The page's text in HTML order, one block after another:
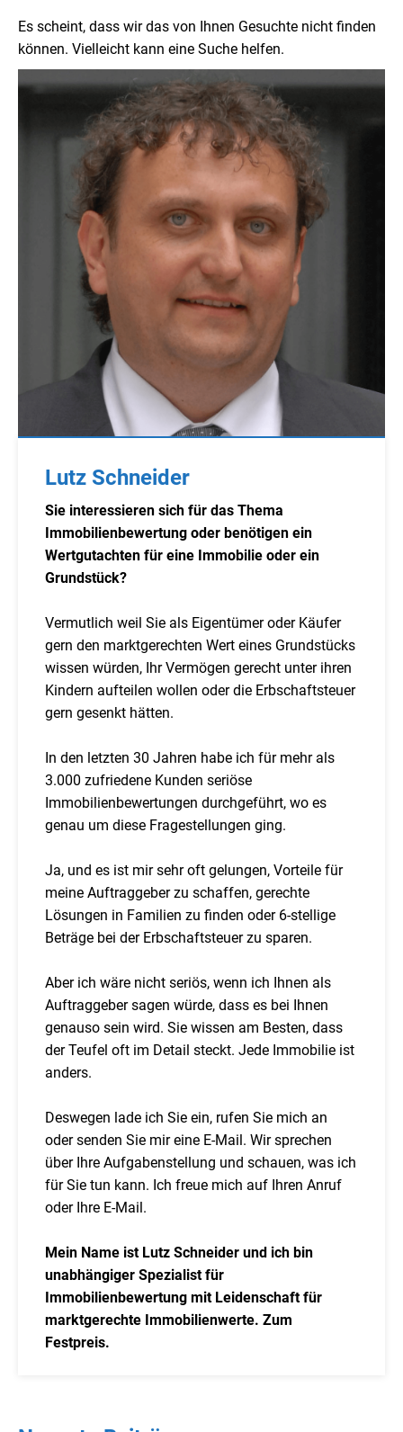
Es scheint, dass wir das von Ihnen Gesuchte nicht finden
können. Vielleicht kann eine Suche helfen.
Lutz Schneider
Sie interessieren sich für das Thema
Immobilienbewertung oder benötigen ein
Wertgutachten für eine Immobilie oder ein
Grundstück?
Vermutlich weil Sie als Eigentümer oder Käufer
gern den marktgerechten Wert eines Grundstücks
wissen würden, Ihr Vermögen gerecht unter ihren
Kindern aufteilen wollen oder die Erbschaftsteuer
gern gesenkt hätten.
In den letzten 30 Jahren habe ich für mehr als
3.000 zufriedene Kunden seriöse
Immobilienbewertungen durchgeführt, wo es
genau um diese Fragestellungen ging.
Ja, und es ist mir sehr oft gelungen, Vorteile für
meine Auftraggeber zu schaffen, gerechte
Lösungen in Familien zu finden oder 6-stellige
Beträge bei der Erbschaftsteuer zu sparen.
Aber ich wäre nicht seriös, wenn ich Ihnen als
Auftraggeber sagen würde, dass es bei Ihnen
genauso sein wird. Sie wissen am Besten, dass
der Teufel oft im Detail steckt. Jede Immobilie ist
anders.
Deswegen lade ich Sie ein, rufen Sie mich an
oder senden Sie mir eine E-Mail. Wir sprechen
über Ihre Aufgabenstellung und schauen, was ich
für Sie tun kann. Ich freue mich auf Ihren Anruf
oder Ihre E-Mail.
Mein Name ist Lutz Schneider und ich bin
unabhängiger Spezialist für
Immobilienbewertung mit Leidenschaft für
marktgerechte Immobilienwerte. Zum
Festpreis.